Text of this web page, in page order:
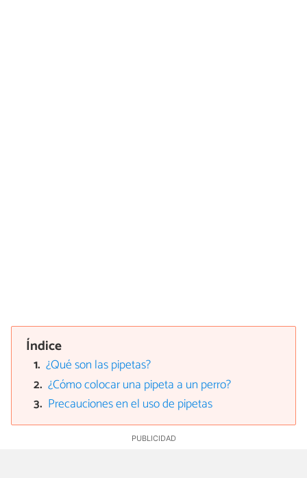
Índice
¿Qué son las pipetas?
¿Cómo colocar una pipeta a un perro?
Precauciones en el uso de pipetas